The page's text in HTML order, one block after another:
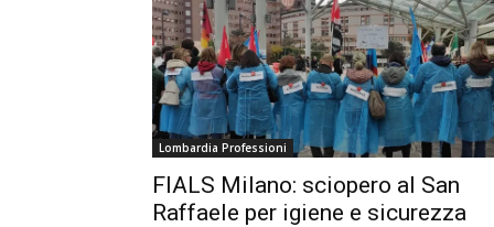
Lombardia Professioni
FIALS Milano: sciopero al San
Raffaele per igiene e sicurezza